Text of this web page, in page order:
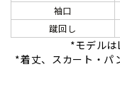
袖口
蹴回し
*モデルは
*着丈、スカート・パ